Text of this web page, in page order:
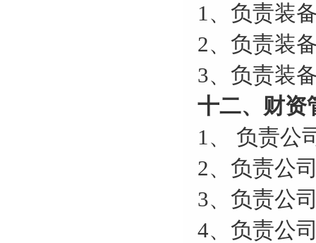
1、负责装
2、负责装
3、负责装
十二、财资
1、 负责公
2、负责公
3、负责公
4、负责公